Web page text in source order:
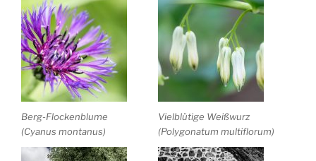
Berg-Flockenblume
(Cyanus montanus)
Vielblütige Weißwurz
(Polygonatum multiflorum)